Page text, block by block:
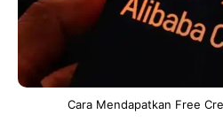
Cara Mendapatkan Free